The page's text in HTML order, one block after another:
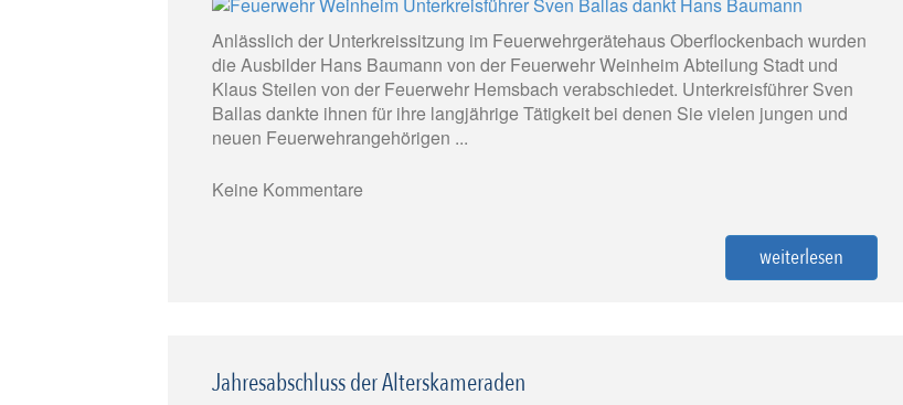
Anlässlich der Unterkreissitzung im Feuerwehrgerätehaus Oberflockenbach wurden
die Ausbilder Hans Baumann von der Feuerwehr Weinheim Abteilung Stadt und
Klaus Steilen von der Feuerwehr Hemsbach verabschiedet. Unterkreisführer Sven
Ballas dankte ihnen für ihre langjährige Tätigkeit bei denen Sie vielen jungen und
neuen Feuerwehrangehörigen ...
Keine Kommentare
weiterlesen
Jahresabschluss der Alterskameraden